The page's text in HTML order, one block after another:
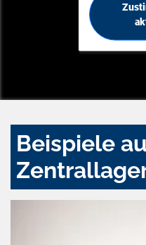
Beispiele